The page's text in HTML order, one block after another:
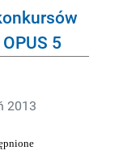
5
2013